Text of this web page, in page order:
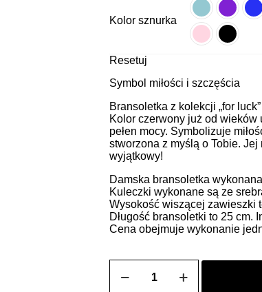
Kolor sznurka
Resetuj
Symbol miłości i szczęścia
Bransoletka z kolekcji „for
Kolor czerwony już od
pełen mocy. Symbolizuje
stworzona z myślą o Tobie.
wyjątkowy!
Damska bransoletka
Kuleczki wykonane są ze
Wysokość wiszącej zawieszki
Długość bransoletki to 25
Cena obejmuje wykonanie
ZOZO